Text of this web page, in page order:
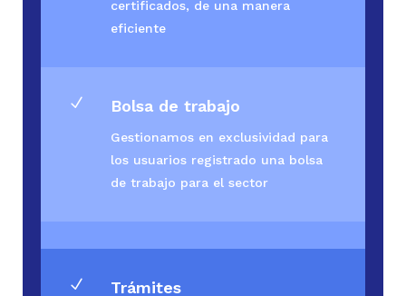
certificados, de una manera
eficiente
N Bolsa de trabajo
Gestionamos en exclusividad para
los usuarios registrado una bolsa
de trabajo para el sector
N Trámites